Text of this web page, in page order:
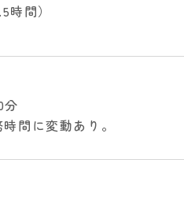
間）
間に変動あり。